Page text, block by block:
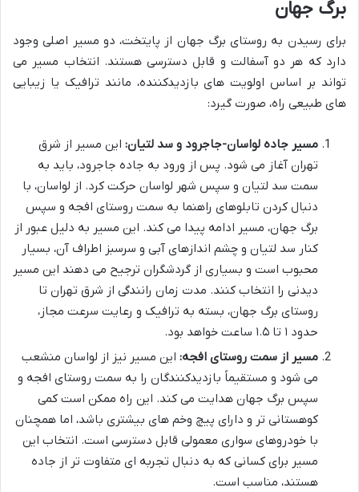
برگ جهان
برای رسیدن به روستای برگ جهان از پایتخت، دو مسیر اصلی وجود
دارد که هر دو آسفالت و قابل دسترسی هستند. انتخاب مسیر می
تواند بر اساس اولویت های بازدیدکننده، مانند ترافیک یا زیبایی
های طبیعی راه، صورت گیرد:
مسیر جاده لواسان-جاجرود و سد لتیان: این مسیر از شرق
تهران آغاز می شود. پس از ورود به جاده جاجرود، باید به
سمت سد لتیان و سپس شهر لواسان حرکت کرد. از لواسان، با
دنبال کردن تابلوهای راهنما به سمت روستای افجه و سپس
برگ جهان، مسیر ادامه پیدا می کند. این مسیر به دلیل عبور از
کنار سد لتیان و چشم اندازهای آبی و سرسبز اطراف آن، بسیار
محبوب است و بسیاری از گردشگران ترجیح می دهند این مسیر
دیدنی را انتخاب کنند. مدت زمان رانندگی از شرق تهران تا
روستای برگ جهان، بسته به ترافیک و رعایت سرعت مجاز،
حدود ۱ تا ۱.۵ ساعت خواهد بود.
مسیر از سمت روستای افجه: این مسیر نیز از لواسان منشعب
می شود و مستقیماً بازدیدکنندگان را به سمت روستای افجه و
سپس برگ جهان هدایت می کند. این راه ممکن است کمی
کوهستانی تر و دارای پیچ وخم های بیشتری باشد، اما همچنان
با خودروهای سواری معمولی قابل دسترسی است. انتخاب این
مسیر برای کسانی که به دنبال تجربه ای متفاوت تر از جاده
هستند، مناسب است.